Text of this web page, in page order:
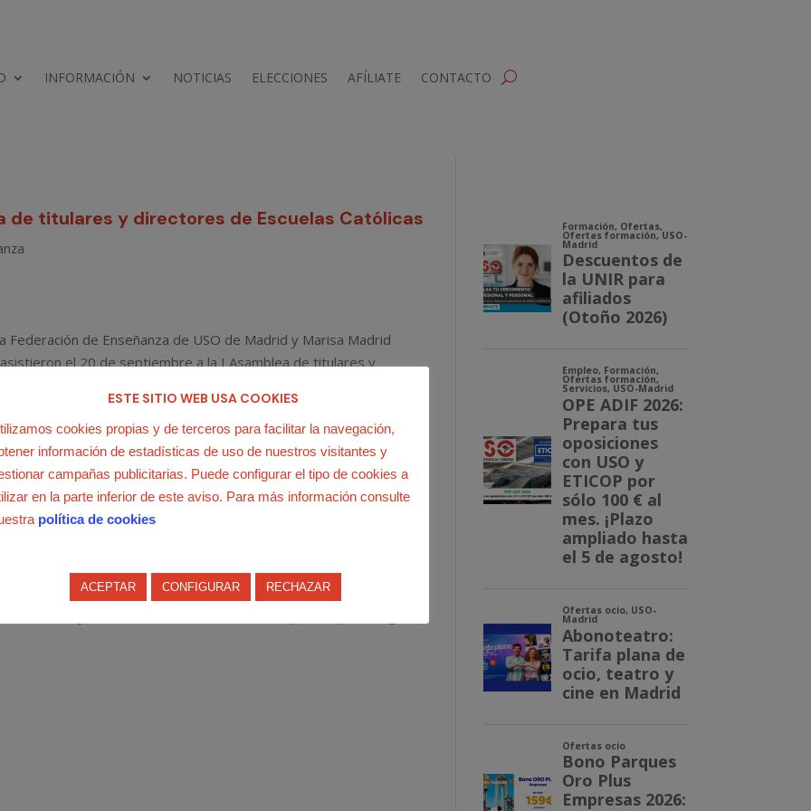
INFORMACIÓN NOTICIAS ELECCIONES AFÍLIATE CONTACTO
de titulares y directores de Escuelas Católicas
de Enseñanza de USO de Madrid y Marisa Madrid
el 20 de septiembre a la I Asamblea de titulares y
por Rafael Van Grieken, Consejero de Educación de la
papel de la Enseñanza Concertada, que como señaló: “no
creer, sino que es totalmente legítima y contribuye
en la Comunidad de Madrid supone más del 30% de su
al conjunto de ese sistema.
de Decreto de Conciertos Educativos de la Comunidad de
de la Enseñanza concertada.
de once centros de Formación Profesional de Grado
la Consejería con facilitar la libertad de los padres para elegir el
ESTE SITIO WEB USA COOKIES
cookies propias y de terceros para facilitar la navegación,
información de estadísticas de uso de nuestros visitantes y
campañas publicitarias. Puede configurar el tipo de cookies a
en la parte inferior de este aviso. Para más información consulte
política de cookies
ACEPTAR CONFIGURAR RECHAZAR